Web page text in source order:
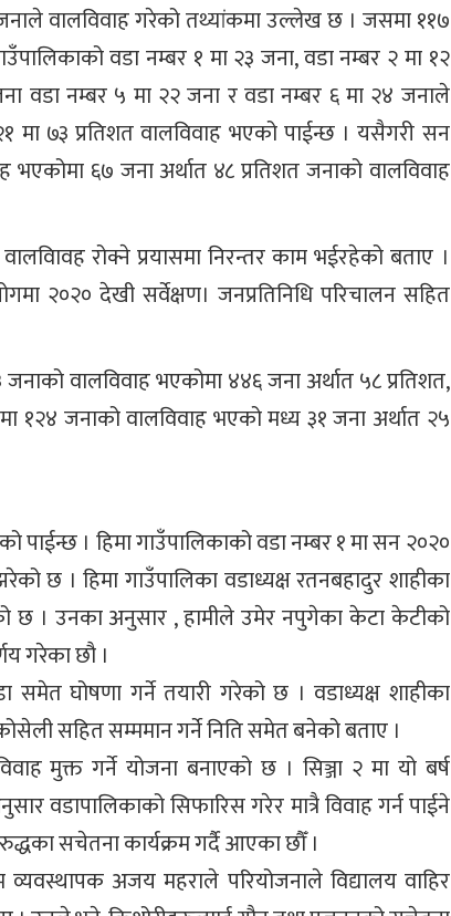
जनाले वालविवाह गरेको तथ्यांकमा उल्लेख छ । जसमा ११७
वडा नम्बर १ मा २३ जना, वडा नम्बर २ मा १२
वडा नम्बर ५ मा २२ जना र वडा नम्बर ६ मा २४ जनाले
७३ प्रतिशत वालविवाह भएको पाईन्छ । यसैगरी सन
भएकोमा ६७ जना अर्थात ४८ प्रतिशत जनाको वालविवाह
रोक्ने प्रयासमा निरन्तर काम भईरहेको बताए ।
२०२० देखी सर्वेक्षण। जनप्रतिनिधि परिचालन सहित
वालविवाह भएकोमा ४४६ जना अर्थात ५८ प्रतिशत,
१२४ जनाको वालविवाह भएको मध्य ३१ जना अर्थात २५
पाईन्छ । हिमा गाउँपालिकाको वडा नम्बर १ मा सन २०२०
छ । हिमा गाउँपालिका वडाध्यक्ष रतनबहादुर शाहीका
छ । उनका अनुसार , हामीले उमेर नपुगेका केटा केटीको
गरेका छौ ।
समेत घोषणा गर्ने तयारी गरेको छ । वडाध्यक्ष शाहीका
सहित सम्ममान गर्ने निति समेत बनेको बताए ।
मुक्त गर्ने योजना बनाएको छ । सिञ्जा २ मा यो बर्ष
वडापालिकाको सिफारिस गरेर मात्रै विवाह गर्न पाईने
सचेतना कार्यक्रम गर्दै आएका छौँ ।
अजय महराले परियोजनाले विद्यालय वाहिर